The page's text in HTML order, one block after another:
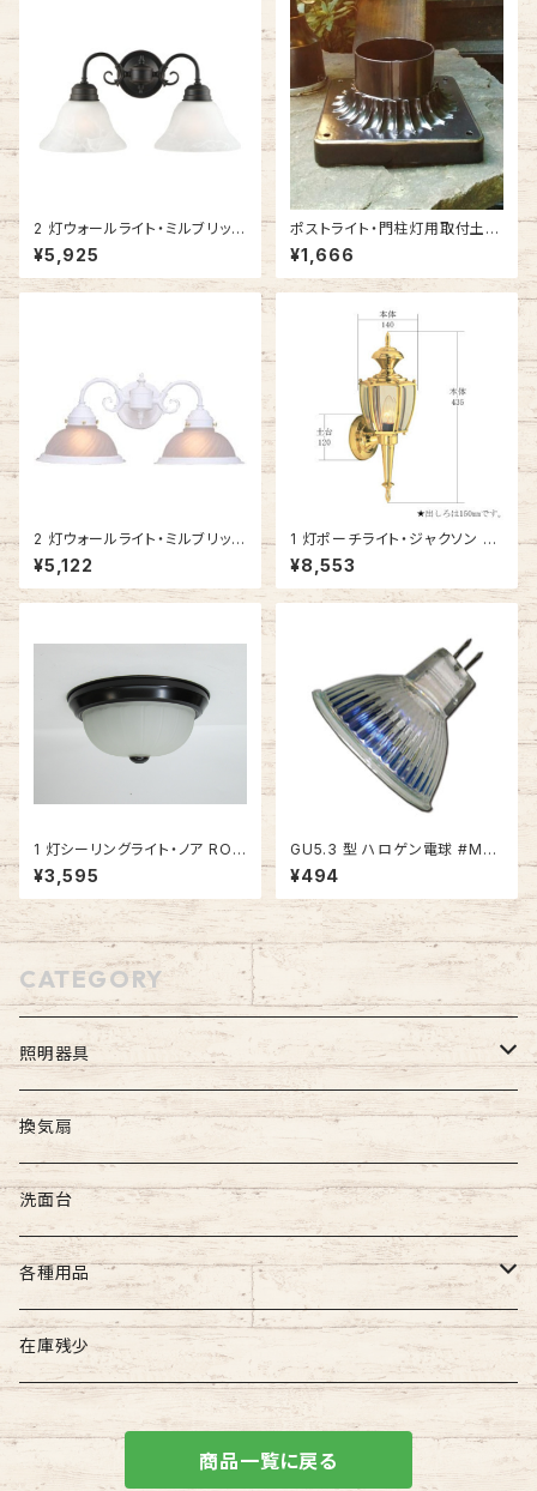
2 灯ウォールライト・ミルブリッジ
ORB (オイルブロンズ) #51447
1
¥5,925
ポストライト・門柱灯用取付土台
ピアベース #100BK-BZ
¥1,666
2 灯ウォールライト・ミルブリッジ
WH (ホワイト) #506824
¥5,122
1 灯ポーチライト・ジャクソン S
B (ソリッドブラス・上向きロン
グ) #502526
¥8,553
1 灯シーリングライト・ノア ROB
(オイルブロンズ) #IM-1093R
OB
¥3,595
GU5.3 型 ハロゲン電球 #MR1
6-20
¥494
CATEGORY
照明器具
屋外照明
壁付け照明
吊下げ照明
門柱灯
屋内照明
壁付け照明
天井直付け照明
換気扇
洗面台
各種用品
照明器具用
在庫残少
商品一覧に戻る